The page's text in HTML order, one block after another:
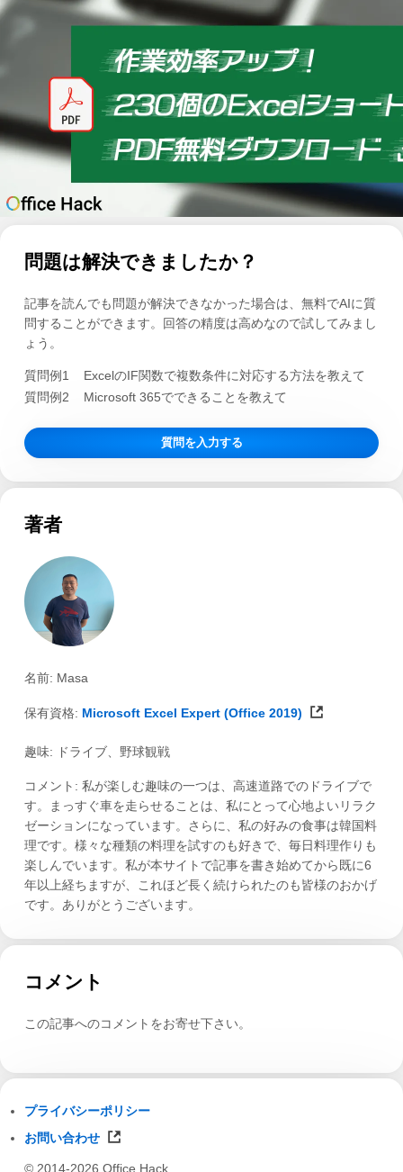
問題は解決できましたか？
記事を読んでも問題が解決できなかった場合は、無料でAIに質
問することができます。回答の精度は高めなので試してみまし
ょう。
質問例1
ExcelのIF関数で複数条件に対応する方法を教えて
質問例2
Microsoft 365でできることを教えて
質問を入力する
著者
名前: Masa
保有資格: Microsoft Excel Expert (Office 2019)
趣味: ドライブ、野球観戦
コメント: 私が楽しむ趣味の一つは、高速道路でのドライブで
す。まっすぐ車を走らせることは、私にとって心地よいリラク
ゼーションになっています。さらに、私の好みの食事は韓国料
理です。様々な種類の料理を試すのも好きで、毎日料理作りも
楽しんでいます。私が本サイトで記事を書き始めてから既に6
年以上経ちますが、これほど長く続けられたのも皆様のおかげ
です。ありがとうございます。
コメント
この記事へのコメントをお寄せ下さい。
プライバシーポリシー
お問い合わせ
© 2014-2026 Office Hack